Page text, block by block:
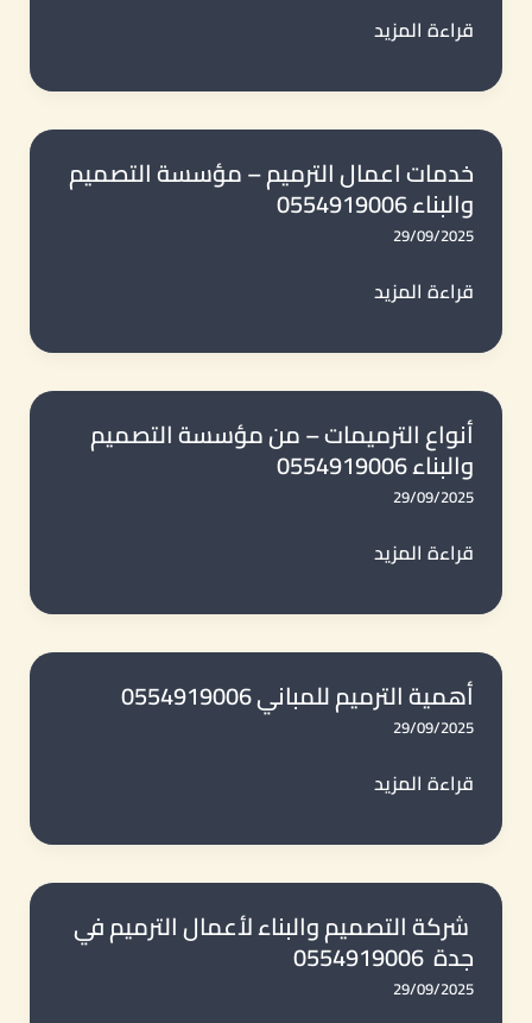
جدة
ترميم
المباني
في
جدة
0554919006
قراءة المزيد
خدمات اعمال الترميم – مؤسسة التصميم
والبناء 0554919006
29/09/2025
خدمات
الترميم
–
مؤسسة
التصميم
والبناء
قراءة المزيد
أنواع الترميمات – من مؤسسة التصميم
والبناء 0554919006
29/09/2025
أنواع
–
من
مؤسسة
التصميم
0554919006
قراءة المزيد
أهمية الترميم للمباني 0554919006
29/09/2025
أهمية
للمباني
0554919006
قراءة المزيد
شركة التصميم والبناء لأعمال الترميم في
جدة 0554919006
29/09/2025